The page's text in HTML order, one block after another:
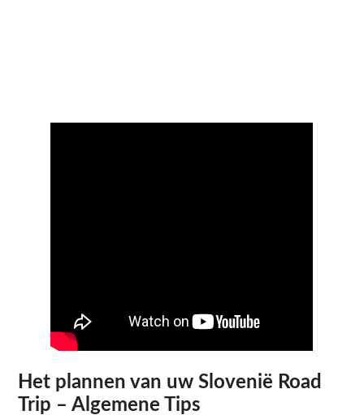
Het plannen van uw Slovenië Road
Trip – Algemene Tips